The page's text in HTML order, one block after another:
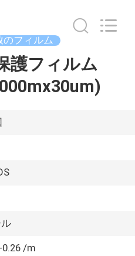
のフィルム
護フィルム
0.26 /m